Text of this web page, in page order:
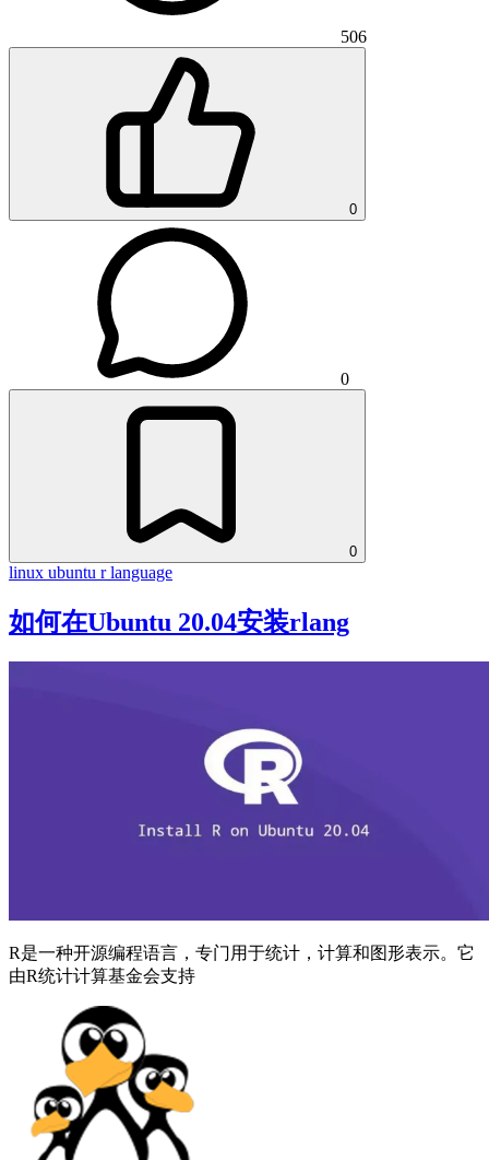
506
0
0
0
linux ubuntu r language
如何在Ubuntu 20.04安装rlang
R是一种开源编程语言，专门用于统计，计算和图形表示。它
由R统计计算基金会支持